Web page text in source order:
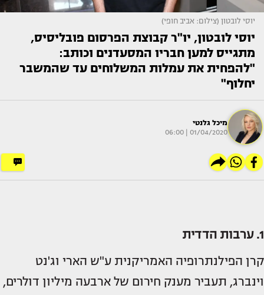
יוסי לובטון (צילום: אביב חופי)
יוסי לובטון, יו"ר קבוצת הפרסום פובליסיס,
מתגייס למען חבריו המסעדנים וכותב:
"להפחית את עמלות המשלוחים עד שהמשבר
יחלוף"
מיכל גלנטי
01/04/2020 | 06:00
1. ערבות הדדית
קרן הפילנתרופיה האמריקנית ע"ש הארי וג'נט
וינברג, תעביר מענק חירום של ארבעה מיליון דולרים,